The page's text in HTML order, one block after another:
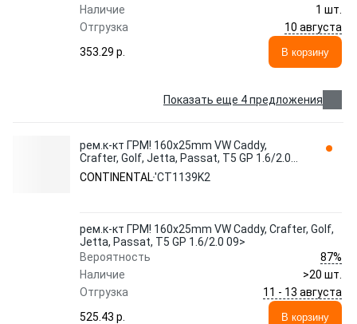
Наличие
1 шт.
Отгрузка
10 августа
353.29 p.
В корзину
Показать еще 4 предложения
рем.к-кт ГРМ! 160x25mm VW Caddy,
Crafter, Golf, Jetta, Passat, T5 GP 1.6/2.0
09> 'CT1139K2 CONTINENTAL
CONTINENTAL'CT1139K2
рем.к-кт ГРМ! 160x25mm VW Caddy, Crafter, Golf,
Jetta, Passat, T5 GP 1.6/2.0 09>
Вероятность
87%
Наличие
>20 шт.
Отгрузка
11 - 13 августа
525.43 p.
В корзину